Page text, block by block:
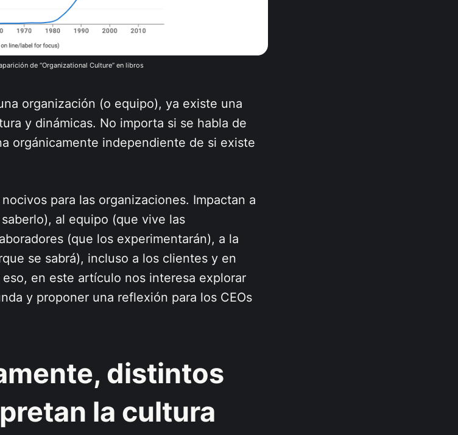
de “Organizational Culture” en libros
organización (o equipo), ya existe una
y dinámicas. No importa si se habla de
orgánicamente independiente de si existe
para las organizaciones. Impactan a
al equipo (que vive las
(que los experimentarán), a la
se sabrá), incluso a los clientes y en
en este artículo nos interesa explorar
y proponer una reflexión para los CEOs
distintos
la cultura